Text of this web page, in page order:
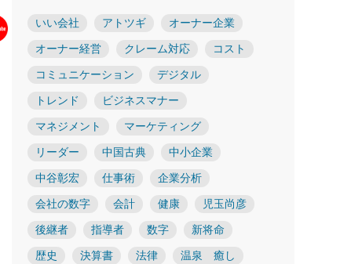
いい会社 アトツギ オーナー企業
オーナー経営 クレーム対応 コスト
コミュニケーション デジタル
トレンド ビジネスマナー
マネジメント マーケティング
リーダー 中国古典 中小企業
中谷彰宏 仕事術 企業分析
会社の数字 会計 健康 児玉尚彦
後継者 指導者 数字 新将命
歴史 決算書 法律 温泉 癒し